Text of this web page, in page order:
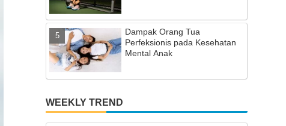
Dampak Orang Tua
Perfeksionis pada Kesehatan
Mental Anak
WEEKLY TREND